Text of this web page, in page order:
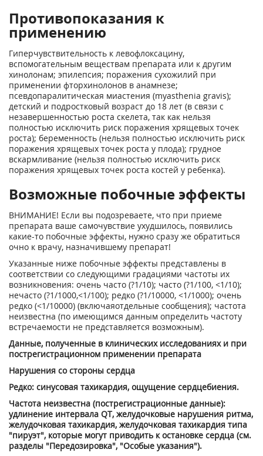
Противопоказания к
применению
Гиперчувствительность к левофлоксацину,
вспомогательным веще­ствам препарата или к другим
хинолонам; эпилепсия; поражения сухожилий при
применении фторхинолонов в анамнезе;
псевдопаралитическая миастения (myasthenia gravis);
детский и подростковый возраст до 18 лет (в связи с
незавершенностью роста скелета, так как нельзя
полностью исключить риск поражения хрящевых точек
роста); беременность (нельзя полностью исключить риск
поражения хрящевых точек роста у плода); грудное
вскармливание (нельзя полностью исключить риск
поражения хрящевых точек роста костей у ребенка).
Возможные побочные эффекты
ВНИМАНИЕ! Если вы подозреваете, что при приеме
препарата ваше самочувствие ухудшилось, появились
какие-то побочные эффекты, нужно сразу же обратиться
очно к врачу, назначившему препарат!
Указанные ниже побочные эффекты представлены в
соответствии со следующими градациями частоты их
возникновения: очень часто (?1/10); часто (?1/100, <1/10);
нечасто (?1/1000,<1/100); редко (?1/10000, <1/1000); очень
редко (<1/10000) (включаяотдельные сообщения); частота
неизвестна (по имеющимся данным определить частоту
встречаемости не представляется возможным).
Данные, полученные в клинических исследованиях и при
пострегистрацион­ном применении препарата
Нарушения со стороны сердца
Редко: синусовая тахикардия, ощущение сердцебиения.
Частота неизвестна (пострегистрационные данные):
удлинение интервала QT, желудочковые нарушения ритма,
желудочковая тахикардия, желудочковая тахикардия типа
"пируэт", которые могут приводить к остановке сердца (см.
разделы "Передозировка", "Особые указания").